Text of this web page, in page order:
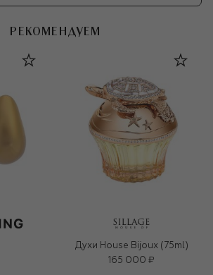
РЕКОМЕНДУЕМ
Духи House Bijoux (75ml)
165 000 ₽